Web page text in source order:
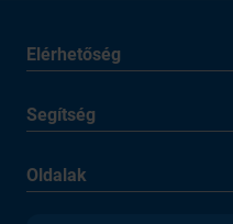
Elérhetőség
Segítség
Oldalak